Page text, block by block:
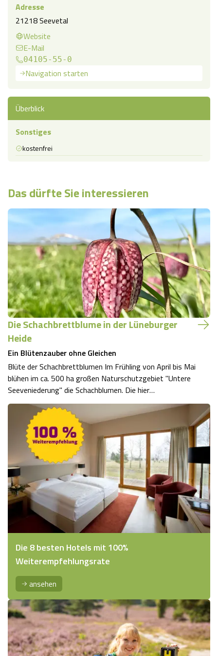
Das dürfte Sie interessieren
Die Schachbrettblume in der Lüneburger
Heide
Ein Blütenzauber ohne Gleichen
Blüte der Schachbrettblumen Im Frühling von April bis Mai
blühen im ca. 500 ha großen Naturschutzgebiet "Untere
Seeveniederung" die Schachblumen. Die hier
herausragenden Vorkommnisse der
Schachblumenbestände haben nicht nur eine national
hohe Bedeutung, sondern sie sind wahrscheinlich das
größte Vo…
Adresse
21218 Seevetal
Website
E-Mail
04105-55-0
Navigation starten
Überblick
Sonstiges
kostenfrei
Die 8 besten Hotels mit 100%
Weiterempfehlungsrate
ansehen